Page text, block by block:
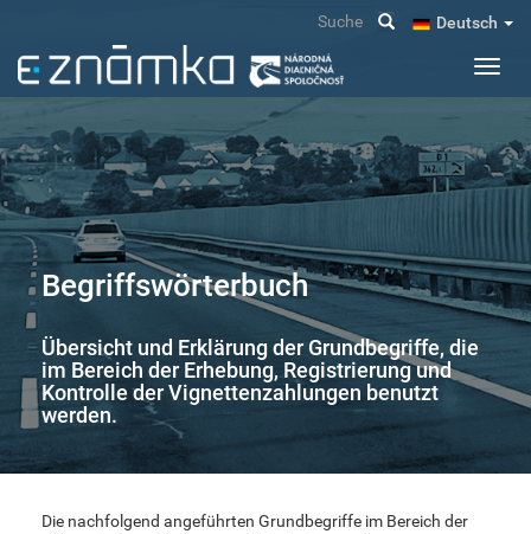
Inhalt
Deutsch
Suche
Begriffswörterbuch
Übersicht und Erklärung der Grundbegriffe, die
im Bereich der Erhebung, Registrierung und
Kontrolle der Vignettenzahlungen benutzt
werden.
Die nachfolgend angeführten Grundbegriffe im Bereich der